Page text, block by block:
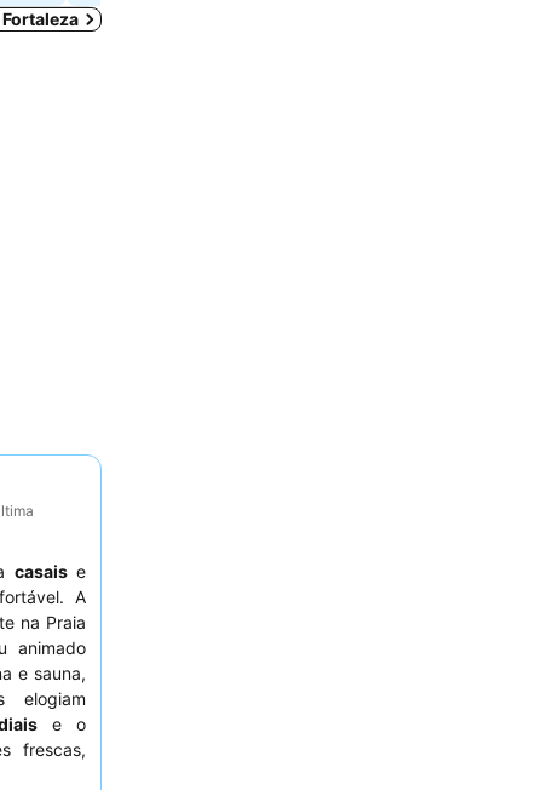
casaise
A
na Praia
animado
e sauna,
elogiam
e o
frescas,